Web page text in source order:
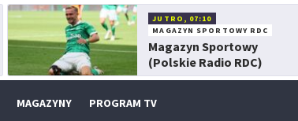
JUTRO, 07:10
MAGAZYN SPORTOWY RDC
Magazyn Sportowy
(Polskie Radio RDC)
MAGAZYNY PROGRAM TV